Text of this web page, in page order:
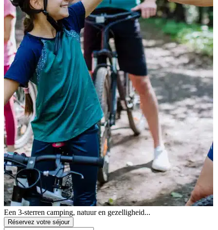
Een 3-sterren camping, natuur en gezelligheid...
Réservez votre séjour